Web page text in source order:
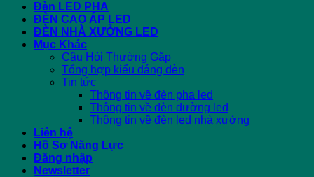
Đèn LED PHA
ĐÈN CAO ÁP LED
ĐÈN NHÀ XƯỞNG LED
Mục Khác
Câu Hỏi Thường Gặp
Tổng hợp kiểu dáng đèn
Tin tức
Thông tin về đèn pha led
Thông tin về đèn đường led
Thông tin về đèn led nhà xưởng
Liên hệ
Hồ Sơ Năng Lực
Đăng nhập
Newsletter